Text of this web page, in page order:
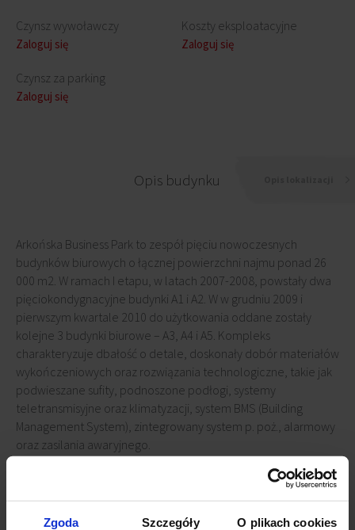
Zgoda Szczegóły O plikach cookies
Czynsz wywoławczy
Zaloguj się
Czynsz za parking
Zaloguj się
Koszty eksploatacyjne
Zaloguj się
Opis budynku
Arkońska Business Park to zespół pięciu nowoczesnych
budynków biurowych o łącznej powierzchni najmu ponad 26
000 m2. W ramach I etapu, w latach 2007-2008, powstały dwa
pięciokondygnacyjne budynki A1 i A2. W w grudniu 2009 i
pierwszym kwartale 2010 do użytkowania oddane zostały
kolejne 3 budynki biurowe – A3, A4 i A5. Kompleks
charakteryzuje dbałość o detale, doskonały dobór materiałów
wykończeniowych oraz rozwiązania technologiczne, takie jak
podwieszane sufity, podnoszone podłogi, systemy
teletransmisyjne oraz klimatyzacji, system BMS (Building
Management System), zintegrowany system p. poż., alarmowy
oraz zasilania awaryjnego.